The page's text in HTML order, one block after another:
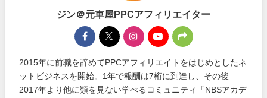
ジン＠元車屋PPCアフィリエイター
2015年に前職を辞めてPPCアフィリエイトをはじめとしたネ
ットビジネスを開始。1年で報酬は7桁に到達し、その後
2017年より他に類を見ない学べるコミュニティ「NBSアカデ